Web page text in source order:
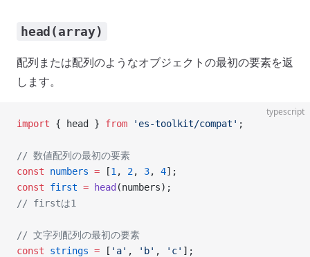
head(array)
配列または配列のようなオブジェクトの最初の要素を返
します。
typescript
import { head } from 'es-toolkit/compat' ;
// 数値配列の最初の要素
const numbers = [1 , 2, 3, 4];
const first = head (numbers);
// firstは1
// 文字列配列の最初の要素
const strings = [ 'a' , 'b' , 'c' ];